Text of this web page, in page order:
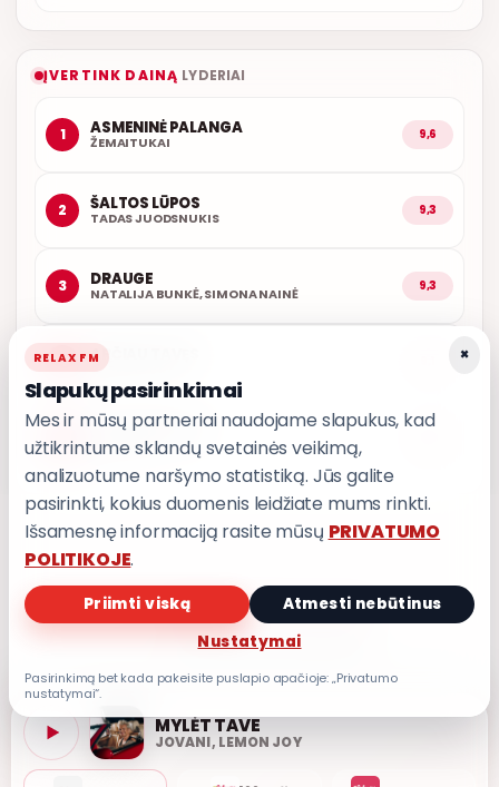
ĮVERTINK DAINĄ LYDERIAI
1 ASMENINĖ PALANGA
ŽEMAITUKAI 9,6
2 ŠALTOS LŪPOS
TADAS JUODSNUKIS 9,3
3 DRAUGE
NATALIJA BUNKĖ, SIMONA NAINĖ 9,3
4 ARČIAU TAVĘS
AŠ ATVAŽIUOJU
KARALIAI
PRIVATUMO POLITIKA
Privatumo nustatymai
MYLĖT TAVE
JOVANI, LEMON JOY
×
RELAX FM
Slapukų pasirinkimai
Mes ir mūsų partneriai naudojame slapukus, kad
užtikrintume sklandų svetainės veikimą,
analizuotume naršymo statistiką. Jūs galite
pasirinkti, kokius duomenis leidžiate mums rinkti.
Išsamesnę informaciją rasite mūsų PRIVATUMO
POLITIKOJE.
Priimti viską
Atmesti nebūtinus
Nustatymai
Pasirinkimą bet kada pakeisite puslapio apačioje: „Privatumo
nustatymai“.